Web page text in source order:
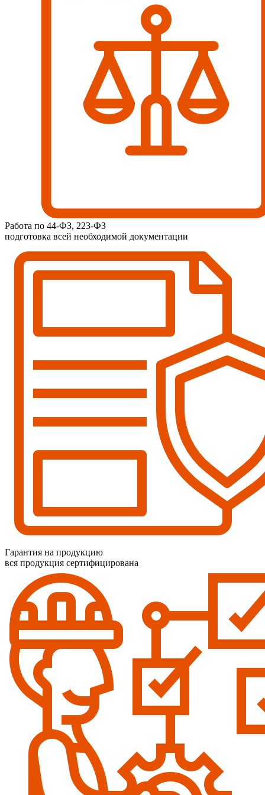
Работа по 44-ФЗ, 223-ФЗ
подготовка всей необходимой документации
Гарантия на продукцию
вся продукция сертифицирована